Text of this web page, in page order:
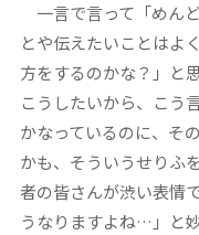
一言で言って「めん
とや伝えたいことはよ
方をするのかな？」と
こうしたいから、こう
かなっているのに、そ
かも、そういうせりふ
者の皆さんが渋い表情
うなりますよね…」と